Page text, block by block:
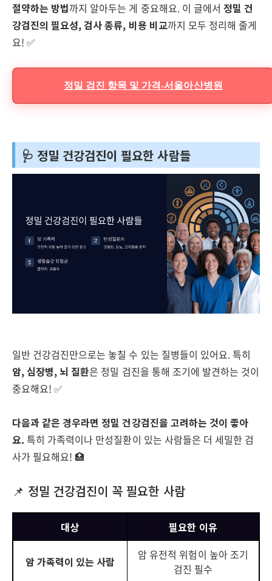
절약하는 방법까지 알아두는 게 중요해요. 이 글에서 정밀 건
강검진의 필요성, 검사 종류, 비용 비교까지 모두 정리해 줄게
요! ✅
정밀 검진 항목 및 가격-서울아산병원
🩺 정밀 건강검진이 필요한 사람들
일반 건강검진만으로는 놓칠 수 있는 질병들이 있어요. 특히
암, 심장병, 뇌 질환은 정밀 검진을 통해 조기에 발견하는 것이
중요해요! ✅
다음과 같은 경우라면 정밀 건강검진을 고려하는 것이 좋아
요. 특히 가족력이나 만성질환이 있는 사람들은 더 세밀한 검
사가 필요해요! 🏥
📌 정밀 건강검진이 꼭 필요한 사람
대상 필요한 이유
암 가족력이 있는 사람
암 유전적 위험이 높아 조기
검진 필수